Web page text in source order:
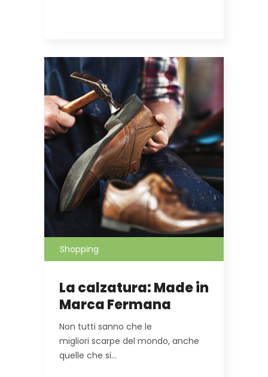
Shopping
La calzatura: Made in
Marca Fermana
Non tutti sanno che le
migliori scarpe del mondo, anche
quelle che si…